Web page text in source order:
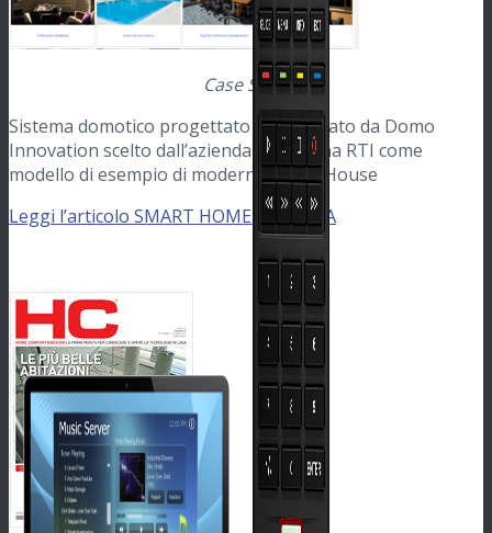
Case Study
Sistema domotico progettato e sviluppato da Domo
Innovation scelto dall’azienda americana RTI come
modello di esempio di moderna Smart House
Leggi l’articolo SMART HOME COSENZA